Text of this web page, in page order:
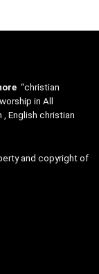
“christian
in All
, English christian
and copyright of